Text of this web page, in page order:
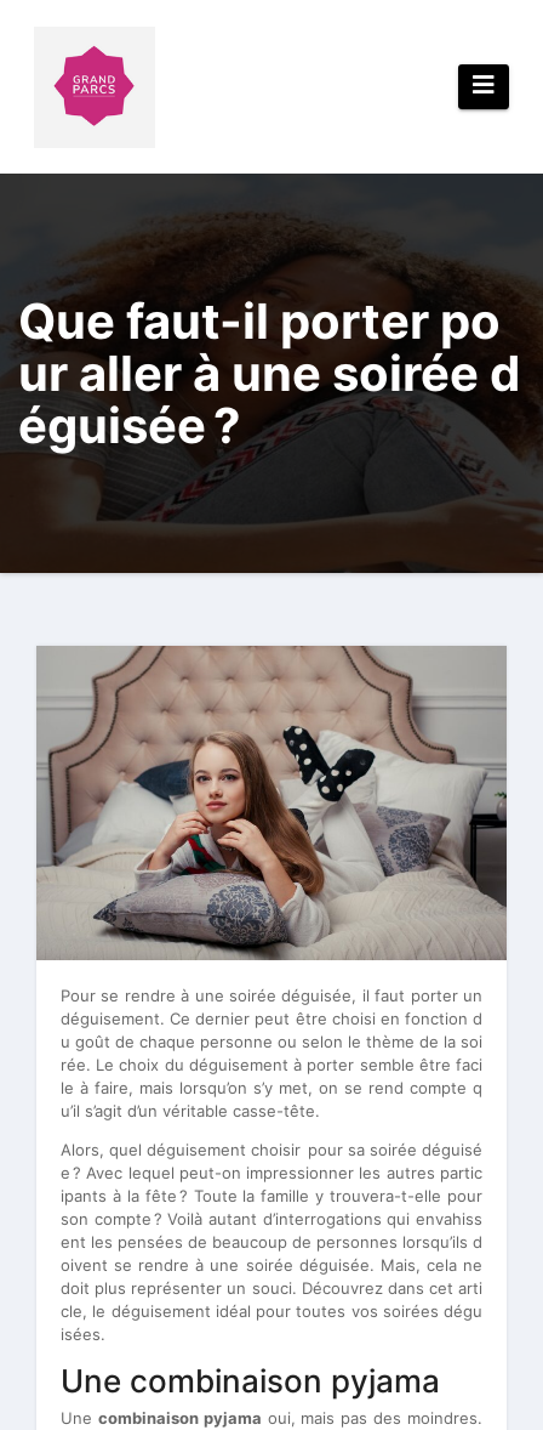
Que faut-il porter po
ur aller à une soirée d
éguisée ?
Pour se rendre à une soirée déguisée, il faut porter un
déguisement. Ce dernier peut être choisi en fonction d
u goût de chaque personne ou selon le thème de la soi
rée. Le choix du déguisement à porter semble être faci
le à faire, mais lorsqu’on s’y met, on se rend compte q
u’il s’agit d’un véritable casse-tête.
Alors, quel déguisement choisir pour sa soirée déguisé
e ? Avec lequel peut-on impressionner les autres partic
ipants à la fête ? Toute la famille y trouvera-t-elle pour
son compte ? Voilà autant d’interrogations qui envahiss
ent les pensées de beaucoup de personnes lorsqu’ils d
oivent se rendre à une soirée déguisée. Mais, cela ne
doit plus représenter un souci. Découvrez dans cet arti
cle, le déguisement idéal pour toutes vos soirées dégu
isées.
Une combinaison pyjama
Une combinaison pyjama oui, mais pas des moindres.